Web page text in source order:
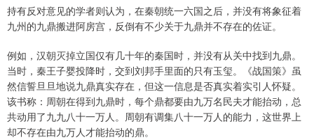
持有反对意见的学者则认为，在秦朝统一六国之后，并没有将象征着
九州的九鼎搬进阿房宫，反倒有不少关于九鼎并不存在的佐证。
例如，汉朝灭掉立国仅有几十年的秦国时，并没有从关中找到九鼎。
当时，秦王子婴投降时，交到刘邦手里面的只有玉玺。《战国策》虽
然信誓旦旦地说九鼎真实存在，但这一信息是否真实着实引人怀疑。
该书称：周朝在得到九鼎时，每个鼎都要由九万名民夫才能抬动，总
共动用了九九八十一万人。周朝有调集八十一万人的能力，这世界上
却不存在由九万人才能抬动的鼎。